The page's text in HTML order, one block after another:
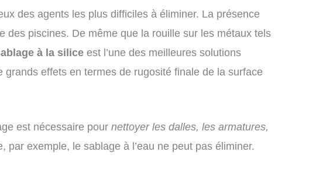
des agents les plus difficiles à éliminer. La présence
piscines. De même que la rouille sur les métaux tels
à la silice est l’une des meilleures solutions
grands effets en termes de rugosité finale de la surface
est nécessaire pour nettoyer les dalles, les armatures,
exemple, le sablage à l’eau ne peut pas éliminer.